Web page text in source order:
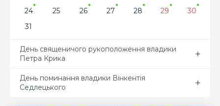
24
25 26 27 28 29
30
31
День священичого рукоположення владики
Петра Крика
День поминання владики Вінкентія
Седлецького